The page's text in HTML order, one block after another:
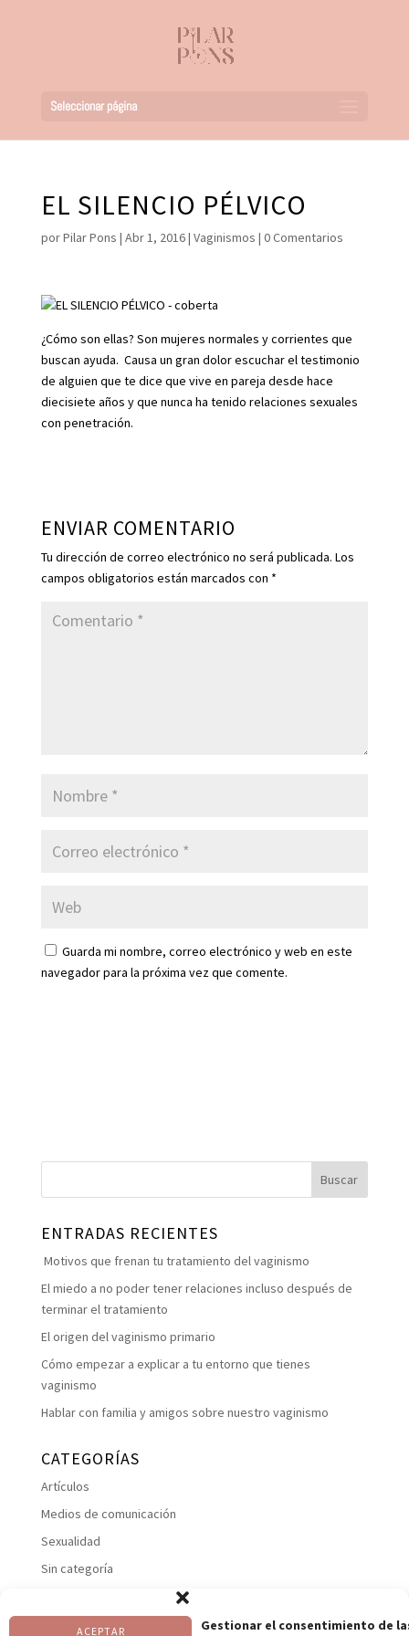
Gestionar el consentimiento de
ACEPTAR
Seleccionar página
EL SILENCIO PÉLVICO
porPilar Pons | Abr 1, 2016| Vaginismos | 0 Comentarios
¿Cómo son ellas? Son mujeres normales y corrientes que
buscan ayuda. Causa un gran dolor escuchar el testimonio
de alguien que te dice que vive en pareja desde hace
diecisiete años y que nunca ha tenido relaciones sexuales
con penetración.
ENVIAR COMENTARIO
Tu dirección de correo electrónico no será publicada. Los
campos obligatorios están marcados con *
Guarda mi nombre, correo electrónico y web en este
navegador para la próxima vez que comente.
ENTRADAS RECIENTES
Motivos que frenan tu tratamiento del vaginismo
El miedo a no poder tener relaciones incluso después de
terminar el tratamiento
El origen del vaginismo primario
Cómo empezar a explicar a tu entorno que tienes
vaginismo
Hablar con familia y amigos sobre nuestro vaginismo
CATEGORÍAS
Artículos
Medios de comunicación
Sexualidad
Sin categoría